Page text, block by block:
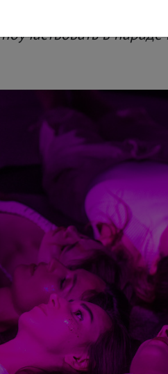
поучаствовать в параде